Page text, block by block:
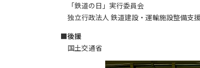
「鉄道の日」実行委員会
独立行政法人 鉄道建設・運輸施設整備支
■後援
国土交通省